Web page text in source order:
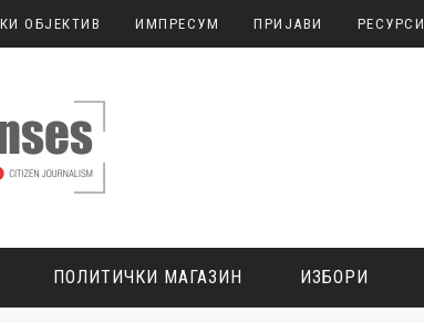
ОБЈЕКТИВ ИМПРЕСУМ ПРИЈАВИ РЕСУРСИ
ПОЛИТИЧКИ МАГАЗИН ИЗБОРИ